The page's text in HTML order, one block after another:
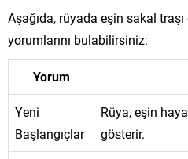
Aşağıda, rüyada eşin sakal
yorumlarını bulabilirsiniz:
Yorum
Yeni
Başlangıçlar
Rüya, eşin
gösterir.